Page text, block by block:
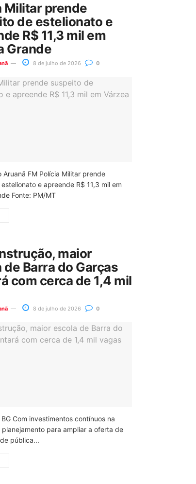
Militar prende
de estelionato e
R$ 11,3 mil em
Grande
8 de julho de 2026 0
Aruanã FM Polícia Militar prende
e apreende R$ 11,3 mil em
Fonte: PM/MT
maior
de Barra do Garças
com cerca de 1,4 mil
8 de julho de 2026 0
Com investimentos contínuos na
planejamento para ampliar a oferta de
pública...